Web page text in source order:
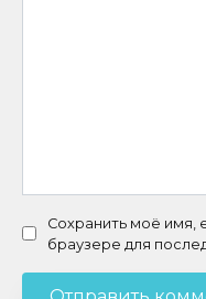
Сохранить моё имя,
браузере для